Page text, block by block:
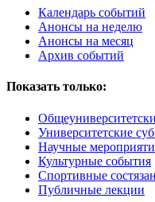
Календарь событий
Анонсы на неделю
Анонсы на месяц
Архив событий
Показать только:
Университетские
Научные
Культурные события
Спортивные
Публичные лекции